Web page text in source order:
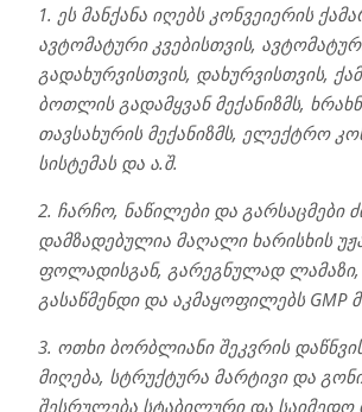
1. ეს მანქანა იღებს კონვეიერის
ავტომატური კვებისთვის,
გადახურვისთვის, დახურვისთვის,
ბოთლის გადამყვან მექანიზმს,
თავსახურის მექანიზმს, ელექტრო
სისტემას და ა.შ.
2. ჩარჩო, ნაწილები და გარსაცმები
დამზადებულია მაღალი ხარისხის
ფოლადისგან, გარეგნულად
გასაწმენდი და აკმაყოფილებს GMP
3. ოთხი ბორბლიანი შეკვრის
მიღება, სტრუქტურა მარტივი და
შესრულება სტაბილური და საიმედო